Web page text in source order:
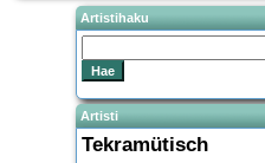
Artistihaku
Artisti
Tekramütisch